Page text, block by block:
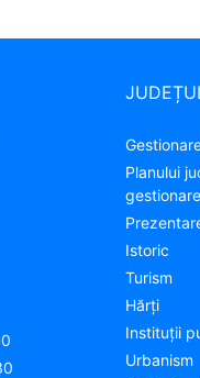
Planului
Istoric
Turism
Hărţi
Instituţii
Urbanism